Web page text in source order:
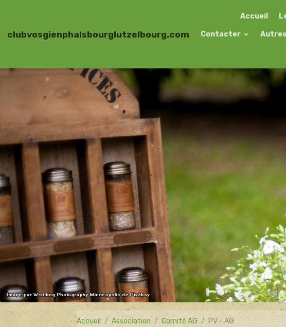
clubvosgienphalsbourglutzelbourg.com
Accueil
Contacter
Accueil Association Comité AG PV - AG